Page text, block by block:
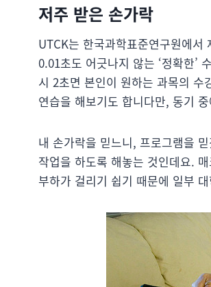
저주 받은 손가락
UTCK는 한국과학표준연구원에
0.01초도 어긋나지 않는 ‘정확한’
시 2초면 본인이 원하는 과목의
연습을 해보기도 합니다만, 동기
내 손가락을 믿느니, 프로그램을
작업을 하도록 해놓는 것인데요.
부하가 걸리기 쉽기 때문에 일부